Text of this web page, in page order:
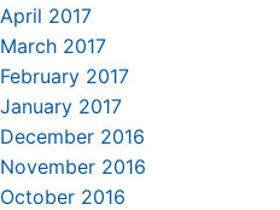
April 2017
March 2017
February 2017
January 2017
December 2016
November 2016
October 2016